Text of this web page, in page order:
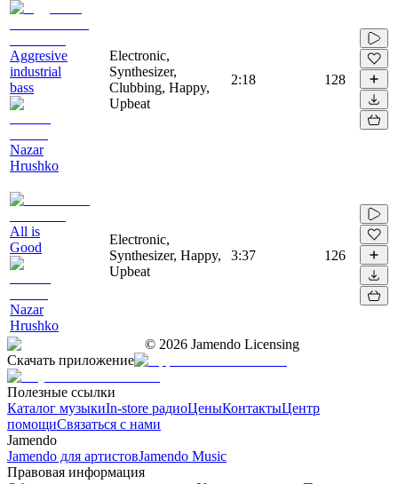
Aggresive
industrial
bass
Nazar
Hrushko
Electronic,
Synthesizer,
Clubbing, Happy,
Upbeat
2:18 128
All is
Good
Nazar
Hrushko
Electronic,
Synthesizer, Happy,
Upbeat
3:37 126
© 2026 Jamendo Licensing
Скачать приложение
Полезные ссылки
Каталог музыкиIn-store радиоЦеныКонтактыЦентр
помощиСвязаться с нами
Jamendo
Jamendo для артистовJamendo Music
Правовая информация